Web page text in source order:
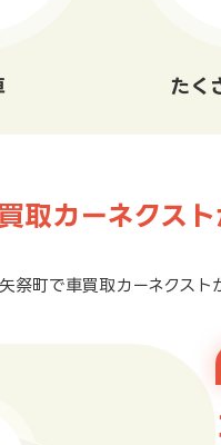
たく
取カーネクス
祭町で車買取カーネクスト